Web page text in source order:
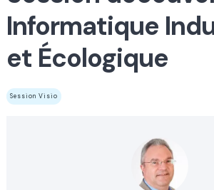
Informatique
et Écologique
Session Visio